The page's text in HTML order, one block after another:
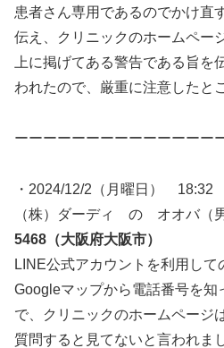
患者さん専用であるのでかけ直
伝え、クリニックのホームペー
上に掲げてある警告である旨を
われたので、厳重に注意したと
ーーーーーーーーーーーーーー
・2024/12/2（月曜日） 18:32
（株）ダーディ の オオバ（
5468（大阪府大阪市）
LINE公式アカウントを利用して
Googleマップから電話番号を知
で、クリニックのホームページ
質問すると見てないと言われま